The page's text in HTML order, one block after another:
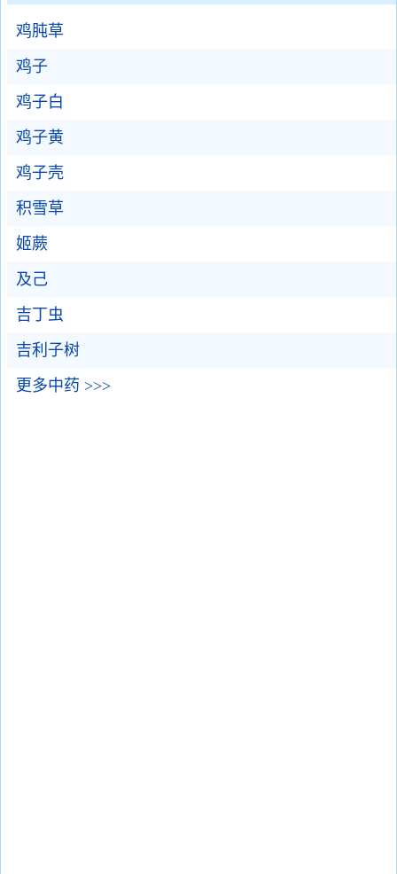
鸡肫草
鸡子
鸡子白
鸡子黄
鸡子壳
积雪草
姬蕨
及己
吉丁虫
吉利子树
更多中药 >>>